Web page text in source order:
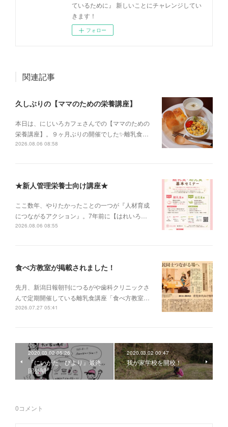
ているために』 新しいことにチャレンジしてい
きます！
フォロー
関連記事
久しぶりの【ママのための栄養講座】
本日は、にじいろカフェさんでの【ママのための
栄養講座】。９ヶ月ぶりの開催でした✨離乳食…
2026.08.06 08:58
★新人管理栄養士向け講座★
ここ数年、やりたかったことの一つが『人材育成
につながるアクション』。7年前に【はれいろ…
2026.08.06 08:55
食べ方教室が掲載されました！
先月、新潟日報朝刊につるがや歯科クリニックさ
んで定期開催している離乳食講座「食べ方教室…
2026.07.27 05:41
2020.03.02 05:26
『にいがた、びより』最終
回公開
2020.03.02 00:47
我が家学校を開校！
0コメント